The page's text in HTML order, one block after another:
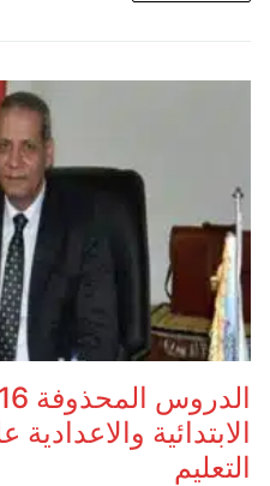
الابتدائية
التعليم